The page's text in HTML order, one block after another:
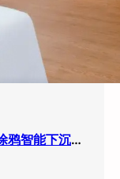
县城酒店装智能系统，3个月回本？涂鸦智能下沉市场打法曝光